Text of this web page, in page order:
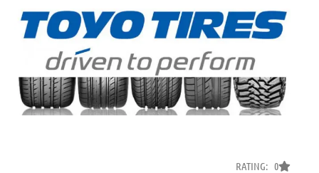
RATING: 0